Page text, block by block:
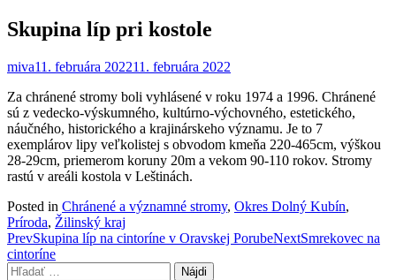
Skupina líp pri kostole
miva11. februára 202211. februára 2022
Za chránené stromy boli vyhlásené v roku 1974 a 1996. Chránené
sú z vedecko-výskumného, kultúrno-výchovného, estetického,
náučného, historického a krajinárskeho významu. Je to 7
exemplárov lipy veľkolistej s obvodom kmeňa 220-465cm, výškou
28-29cm, priemerom koruny 20m a vekom 90-110 rokov. Stromy
rastú v areáli kostola v Leštinách.
Posted in Chránené a významné stromy, Okres Dolný Kubín,
Príroda, Žilinský kraj
Post
navigation
PrevSkupina líp na cintoríne v Oravskej PorubeNextSmrekovec na
cintoríne
Hľadať: